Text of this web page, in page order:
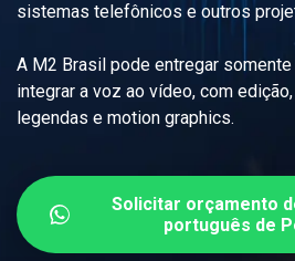
sistemas telefônicos e outros
A M2 Brasil pode entregar
integrar a voz ao vídeo, com
legendas e motion graphics.
Solicitar orçamento
português de